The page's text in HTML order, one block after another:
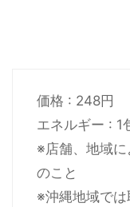
価格 : 248円
エネルギー :
※店舗、地域
のこと
※沖縄地域では